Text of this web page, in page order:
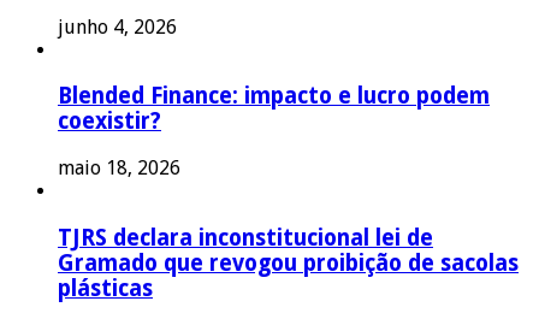
junho 4, 2026
Blended Finance: impacto e lucro podem
coexistir?
maio 18, 2026
TJRS declara inconstitucional lei de
Gramado que revogou proibição de sacolas
plásticas